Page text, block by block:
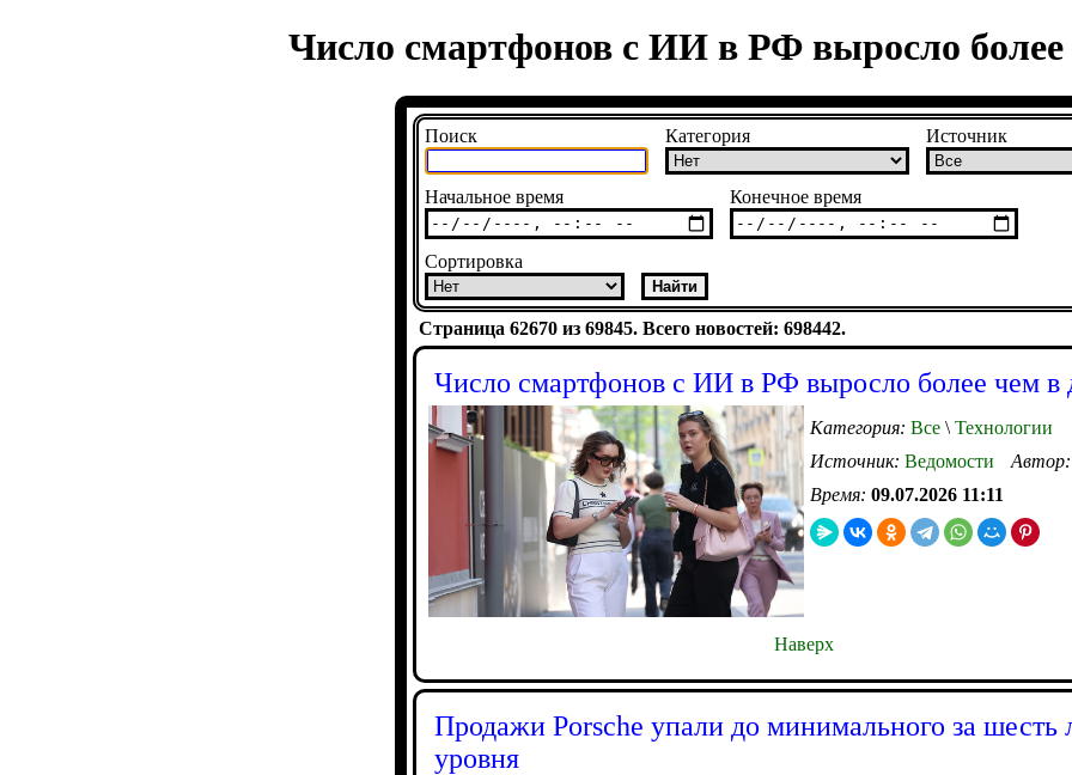
Число смартфонов с ИИ в РФ выросло более
Поиск Категория Источник
Начальное время Конечное время
Сортировка
Страница 62670 из 69845. Всего новостей: 698442.
Число смартфонов с ИИ в РФ выросло более чем в
Категория: Все \ Технологии
Источник: Ведомости Автор:
Время: 09.07.2026 11:11
Наверх
Продажи Porsche упали до минимального за шесть
уровня